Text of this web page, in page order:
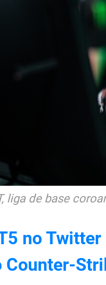
liga de base
no
Counter-